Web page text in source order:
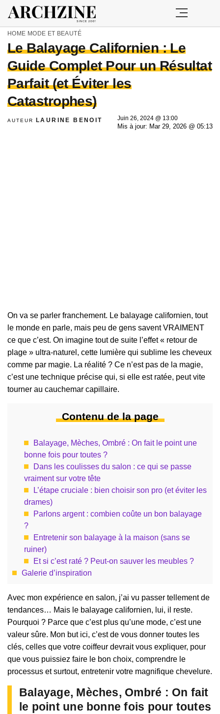
HOME MODE ET BEAUTÉ
Le Balayage Californien : Le
Guide Complet Pour un Résultat
Parfait (et Éviter les
Catastrophes)
AUTEUR LAURINE BENOIT
Juin 26, 2024 @ 13:00
Mis à jour: Mar 29, 2026 @ 05:13
On va se parler franchement. Le balayage californien, tout
le monde en parle, mais peu de gens savent VRAIMENT
ce que c’est. On imagine tout de suite l’effet « retour de
plage » ultra-naturel, cette lumière qui sublime les cheveux
comme par magie. La réalité ? Ce n’est pas de la magie,
c’est une technique précise qui, si elle est ratée, peut vite
tourner au cauchemar capillaire.
Contenu de la page
Balayage, Mèches, Ombré : On fait le point une
bonne fois pour toutes ?
Dans les coulisses du salon : ce qui se passe
vraiment sur votre tête
L’étape cruciale : bien choisir son pro (et éviter les
drames)
Parlons argent : combien coûte un bon balayage
?
Entretenir son balayage à la maison (sans se
ruiner)
Et si c’est raté ? Peut-on sauver les meubles ?
Galerie d’inspiration
Avec mon expérience en salon, j’ai vu passer tellement de
tendances… Mais le balayage californien, lui, il reste.
Pourquoi ? Parce que c’est plus qu’une mode, c’est une
valeur sûre. Mon but ici, c’est de vous donner toutes les
clés, celles que votre coiffeur devrait vous expliquer, pour
que vous puissiez faire le bon choix, comprendre le
processus et surtout, entretenir votre magnifique chevelure.
Balayage, Mèches, Ombré : On fait
le point une bonne fois pour toutes